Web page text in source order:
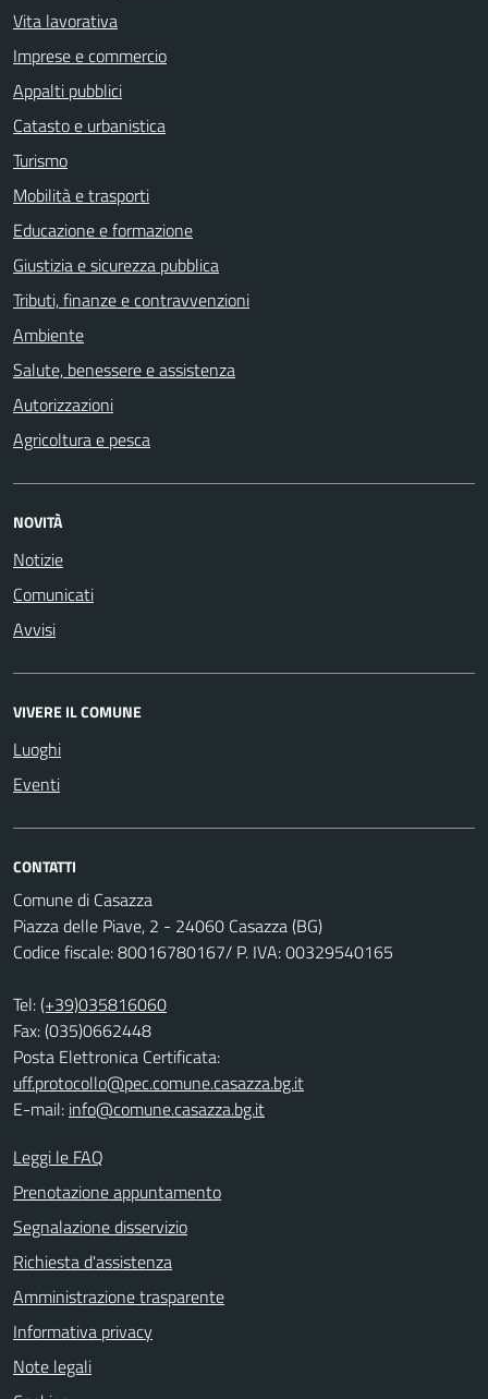
Vita lavorativa
Imprese e commercio
Appalti pubblici
Catasto e urbanistica
Turismo
Mobilità e trasporti
Educazione e formazione
Giustizia e sicurezza pubblica
Tributi, finanze e contravvenzioni
Ambiente
Salute, benessere e assistenza
Autorizzazioni
Agricoltura e pesca
NOVITÀ
Notizie
Comunicati
Avvisi
VIVERE IL COMUNE
Luoghi
Eventi
CONTATTI
Comune di Casazza
Piazza delle Piave, 2 - 24060 Casazza (BG)
Codice fiscale: 80016780167/ P. IVA: 00329540165
Tel:(+39)035816060
Fax: (035)0662448
Posta Elettronica Certificata:
uff.protocollo@pec.comune.casazza.bg.it
E-mail: info@comune.casazza.bg.it
Leggi le FAQ
Prenotazione appuntamento
Segnalazione disservizio
Richiesta d'assistenza
Amministrazione trasparente
Informativa privacy
Note legali